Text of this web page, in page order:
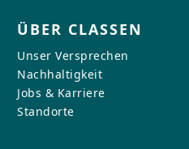
ÜBER CLASSEN
Unser Versprechen
Nachhaltigkeit
Jobs & Karriere
Standorte